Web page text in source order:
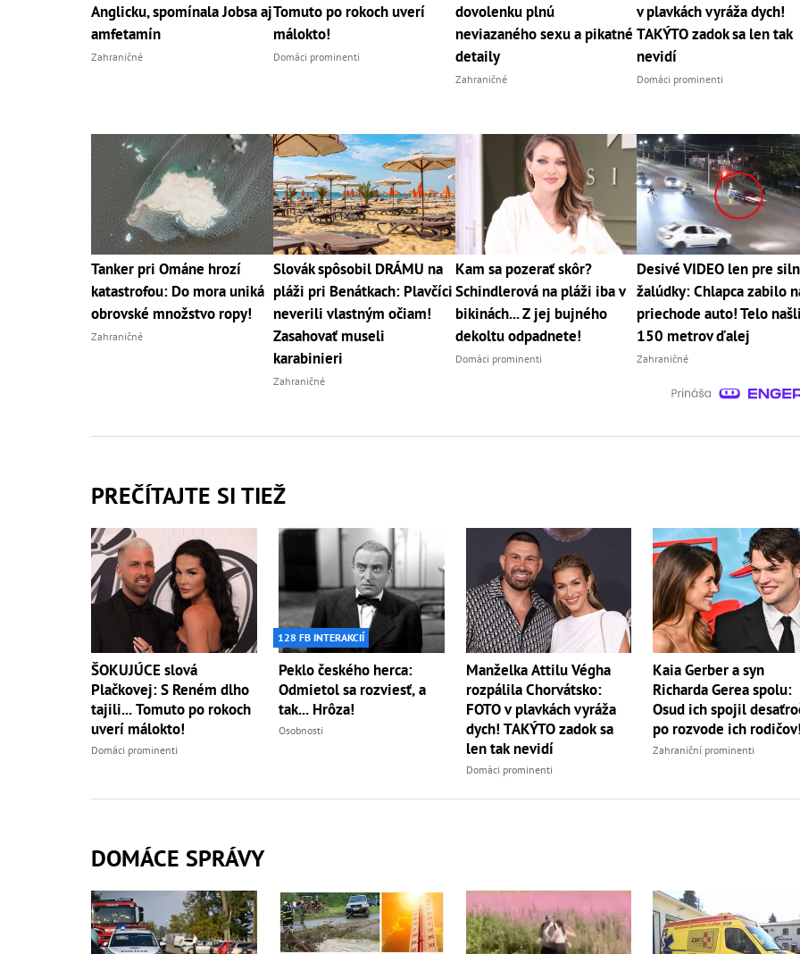
Anglicku, spomínala Jobsa aj
amfetamín
Zahraničné
Tomuto po rokoch uverí
málokto!
Domáci prominenti
dovolenku plnú
neviazaného sexu a pikatné
detaily
Zahraničné
v plavkách vyráža dych!
TAKÝTO zadok sa len tak
nevidí
Domáci prominenti
Tanker pri Ománe hrozí
katastrofou: Do mora uniká
obrovské množstvo ropy!
Zahraničné
Slovák spôsobil DRÁMU na
pláži pri Benátkach: Plavčíci
neverili vlastným očiam!
Zasahovať museli
karabinieri
Zahraničné
Kam sa pozerať skôr?
Schindlerová na pláži iba v
bikinách... Z jej bujného
dekoltu odpadnete!
Domáci prominenti
Desivé VIDEO len pre
žalúdky: Chlapca zabilo
priechode auto! Telo
150 metrov ďalej
Zahraničné
PREČÍTAJTE SI TIEŽ
ŠOKUJÚCE slová
Plačkovej: S Reném dlho
tajili... Tomuto po rokoch
uverí málokto!
Domáci prominenti
128 FB INTERAKCIÍ
Peklo českého herca:
Odmietol sa rozviesť, a
tak... Hrôza!
Osobnosti
Manželka Attilu Végha
rozpálila Chorvátsko:
FOTO v plavkách vyráža
dych! TAKÝTO zadok sa
len tak nevidí
Domáci prominenti
Kaia Gerber a syn
Richarda Gerea spolu:
Osud ich spojil
po rozvode ich
Zahraniční prominenti
DOMÁCE SPRÁVY